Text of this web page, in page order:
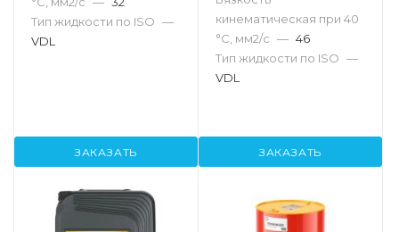
Тип жидкости по ISO —
VDL
ЗАКАЗАТЬ
кинематическая при 40
°С, мм2/с — 46
Тип жидкости по ISO —
VDL
ЗАКАЗАТЬ